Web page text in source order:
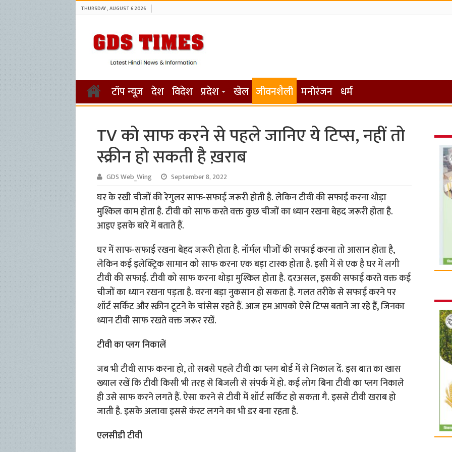
THURSDAY , AUGUST 6 2026
टॉप न्यूज़ देश विदेश प्रदेश खेल जीवनशैली मनोरंजन धर्म
TV को साफ करने से पहले जानिए ये टिप्स, नहीं तो
स्क्रीन हो सकती है ख़राब
GDS Web_Wing September 8, 2022
घर के रखी चीजों की रेगुलर साफ-सफाई जरूरी होती है. लेकिन टीवी की सफाई करना थोड़ा
मुश्किल काम होता है. टीवी को साफ करते वक्त कुछ चीजों का ध्यान रखना बेहद जरूरी होता है.
आइए इसके बारे में बताते हैं.
घर में साफ-सफाई रखना बेहद जरूरी होता है. नॉर्मल चीजों की सफाई करना तो आसान होता है,
लेकिन कई इलेक्ट्रिक सामान को साफ करना एक बड़ा टास्क होता है. इसी में से एक है घर में लगी
टीवी की सफाई. टीवी को साफ करना थोड़ा मुश्किल होता है. दरअसल, इसकी सफाई करते वक्त कई
चीजों का ध्यान रखना पड़ता है. वरना बड़ा नुकसान हो सकता है. गलत तरीके से सफाई करने पर
शॉर्ट सर्किट और स्क्रीन टूटने के चांसेस रहते हैं. आज हम आपको ऐसे टिप्स बताने जा रहे हैं, जिनका
ध्यान टीवी साफ रखते वक्त जरूर रखें.
टीवी का प्लग निकालें
जब भी टीवी साफ करना हो, तो सबसे पहले टीवी का प्लग बोर्ड में से निकाल दें. इस बात का खास
ख्याल रखें कि टीवी किसी भी तरह से बिजली से संपर्क में हो. कई लोग बिना टीवी का प्लग निकाले
ही उसे साफ करने लगते हैं. ऐसा करने से टीवी में शॉर्ट सर्किट हो सकता गै. इससे टीवी खराब हो
जाती है. इसके अलावा इससे कंरट लगने का भी डर बना रहता है.
एलसीडी टीवी